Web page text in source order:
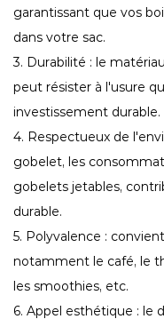
garantissant que vos
dans votre sac.
3. Durabilité : le
peut résister à l'usure
investissement durable.
4. Respectueux de
gobelet, les
gobelets jetables,
durable.
5. Polyvalence :
notamment le café, le
les smoothies, etc.
6. Appel esthétique : le